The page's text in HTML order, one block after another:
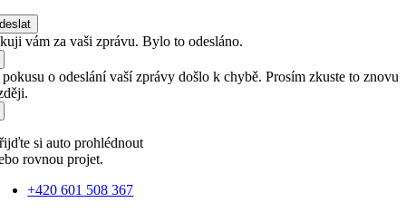
vám za vaši zprávu. Bylo to odesláno.
o odeslání vaší zprávy došlo k chybě. Prosím zkuste to znovu
si auto prohlédnout
rovnou projet.
+420 601 508 367